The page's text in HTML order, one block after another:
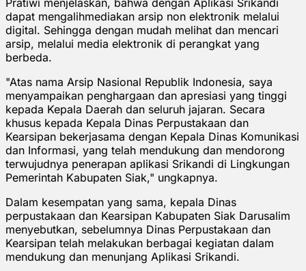
dapat mengalihmediakan arsip non elektronik melalui
digital. Sehingga dengan mudah melihat dan mencari
arsip, melalui media elektronik di perangkat yang
berbeda.
"Atas nama Arsip Nasional Republik Indonesia, saya
menyampaikan penghargaan dan apresiasi yang tinggi
kepada Kepala Daerah dan seluruh jajaran. Secara
khusus kepada Kepala Dinas Perpustakaan dan
Kearsipan bekerjasama dengan Kepala Dinas Komunikasi
dan Informasi, yang telah mendukung dan mendorong
terwujudnya penerapan aplikasi Srikandi di Lingkungan
Pemerintah Kabupaten Siak," ungkapnya.
Dalam kesempatan yang sama, kepala Dinas
perpustakaan dan Kearsipan Kabupaten Siak Darusalim
menyebutkan, sebelumnya Dinas Perpustakaan dan
Kearsipan telah melakukan berbagai kegiatan dalam
mendukung dan menunjang Aplikasi Srikandi.